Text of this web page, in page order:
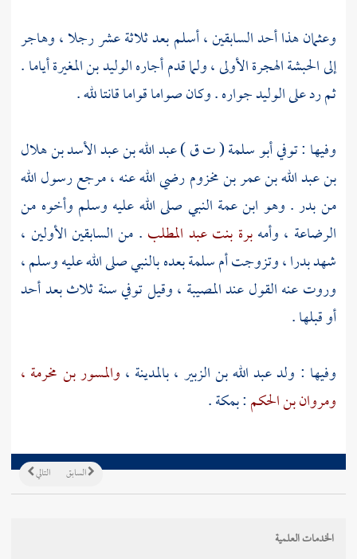
وعثمانهذا أحد السابقين ، أسلم بعد ثلاثة عشر رجلا ، وهاجر
إلىالحبشةالهجرة الأولى ، ولما قدم أجارهالوليد بن المغيرةأياما .
ثم رد علىالوليدجواره . وكان صواما قواما قانتا لله .
وفيها : توفيأبو سلمة( ت ق )عبد الله بن عبد الأسد بن هلال
بن عبد الله بن عمر بن مخزومرضي الله عنه ، مرجع رسول الله
منبدر. وهو ابن عمة النبي صلى الله عليه وسلم وأخوه من
الرضاعة ، وأمهبرة بنت عبد المطلب . من السابقين الأولين ،
شهدبدرا ،وتزوجتأم سلمةبعده بالنبي صلى الله عليه وسلم ،
وروت عنه القول عند المصيبة ، وقيل توفي سنة ثلاث بعد أحد
أو قبلها .
وفيها : ولدعبد الله بن الزبير ،بالمدينة ، والمسور بن مخرمة ،
ومروان بن الحكم:بمكة.
التالي السابق
الخدمات العلمية